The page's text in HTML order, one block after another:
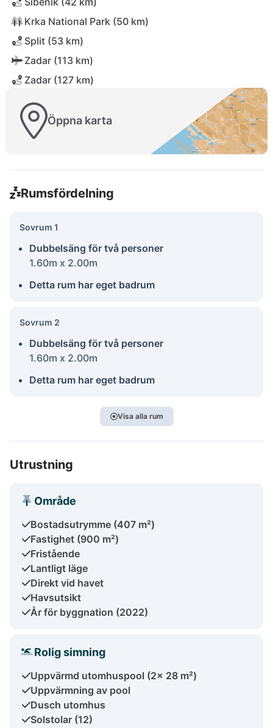
Krka National Park (50 km)
Split (53 km)
Zadar (113 km)
Zadar (127 km)
Öppna karta
Rumsfördelning
Sovrum 1
Dubbelsäng för två personer
1.60m x 2.00m
Detta rum har eget badrum
Sovrum 2
Dubbelsäng för två personer
1.60m x 2.00m
Detta rum har eget badrum
Visa alla rum
Utrustning
Område
Bostadsutrymme (407 m²)
Fastighet (900 m²)
Fristående
Lantligt läge
Direkt vid havet
Havsutsikt
År för byggnation (2022)
Rolig simning
Uppvärmd utomhuspool (2x 28 m²)
Uppvärmning av pool
Dusch utomhus
Solstolar (12)